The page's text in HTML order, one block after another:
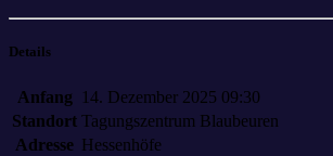
Details
Anfang
14. Dezember 2025 09:30
Standort Tagungszentrum Blaubeuren
Adresse Hessenhöfe